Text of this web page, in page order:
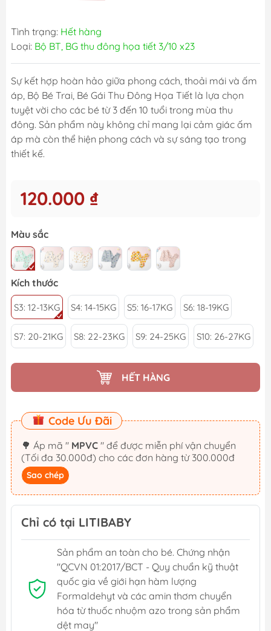
Tình trạng: Hết hàng
Loại: Bộ BT, BG thu đông họa tiết 3/10 x23
Sự kết hợp hoàn hảo giữa phong cách, thoải mái và ấm
áp, Bộ Bé Trai, Bé Gái Thu Đông Họa Tiết là lựa chọn
tuyệt vời cho các bé từ 3 đến 10 tuổi trong mùa thu
đông. Sản phẩm này không chỉ mang lại cảm giác ấm
áp mà còn thể hiện phong cách và sự sáng tạo trong
thiết kế.
120.000 ₫
Màu sắc
Kích thước
S3: 12-13KG S4: 14-15KG S5: 16-17KG S6: 18-19KG
S7: 20-21KG S8: 22-23KG S9: 24-25KG S10: 26-27KG
HẾT HÀNG
Code Ưu Đãi
🌳 Áp mã " MPVC " để được miễn phí vận chuyển
(Tối đa 30.000đ) cho các đơn hàng từ 300.000đ
Sao chép
Chỉ có tại LITIBABY
Sản phẩm an toàn cho bé. Chứng nhận
"QCVN 01:2017/BCT - Quy chuẩn kỹ thuật
quốc gia về giới hạn hàm lượng
Formaldehyt và các amin thơm chuyển
hóa từ thuốc nhuộm azo trong sản phẩm
dệt may"